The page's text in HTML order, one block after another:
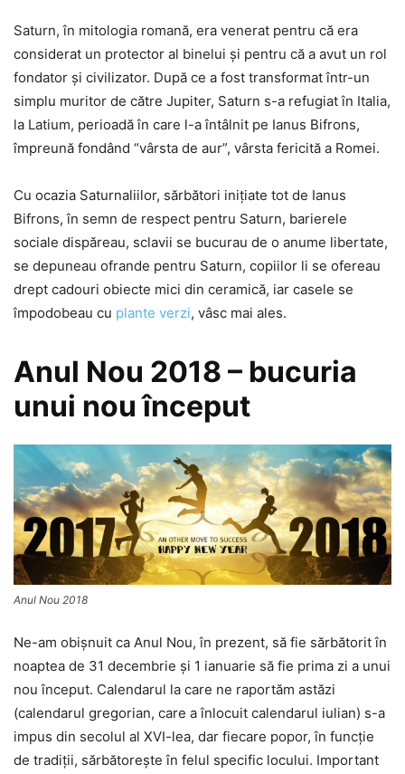
Saturn, în mitologia romană, era venerat pentru că era
considerat un protector al binelui şi pentru că a avut un rol
fondator şi civilizator. După ce a fost transformat într-un
simplu muritor de către Jupiter, Saturn s-a refugiat în Italia,
la Latium, perioadă în care l-a întâlnit pe Ianus Bifrons,
împreună fondând “vârsta de aur”, vârsta fericită a Romei.
Cu ocazia Saturnaliilor, sărbători iniţiate tot de Ianus
Bifrons, în semn de respect pentru Saturn, barierele
sociale dispăreau, sclavii se bucurau de o anume libertate,
se depuneau ofrande pentru Saturn, copiilor li se ofereau
drept cadouri obiecte mici din ceramică, iar casele se
împodobeau cu plante verzi, vâsc mai ales.
Anul Nou 2018 – bucuria
unui nou început
Anul Nou 2018
Ne-am obişnuit ca Anul Nou, în prezent, să fie sărbătorit în
noaptea de 31 decembrie şi 1 ianuarie să fie prima zi a unui
nou început. Calendarul la care ne raportăm astăzi
(calendarul gregorian, care a înlocuit calendarul iulian) s-a
impus din secolul al XVI-lea, dar fiecare popor, în funcţie
de tradiţii, sărbătoreşte în felul specific locului. Important